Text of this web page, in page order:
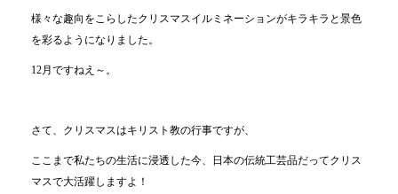
様々な趣向をこらしたクリスマスイルミネーションがキラキラと景色
を彩るようになりました。
12月ですねえ～。
さて、クリスマスはキリスト教の行事ですが、
ここまで私たちの生活に浸透した今、日本の伝統工芸品だってクリス
マスで大活躍しますよ！